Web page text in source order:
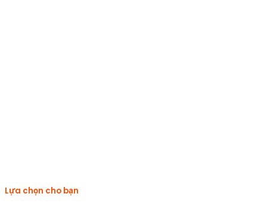
Lựa chọn cho bạn